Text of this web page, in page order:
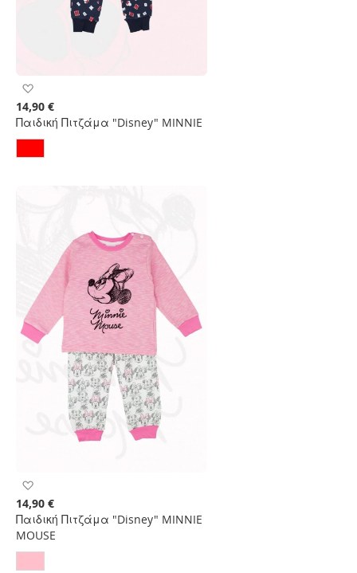
στη
Λίστα
Επιθυμιών
Παιδική Πιτζάμα "Disney" MINNIE
14,90 €
στη
Λίστα
Επιθυμιών
Παιδική Πιτζάμα "Disney" MINNIE
MOUSE
14,90 €